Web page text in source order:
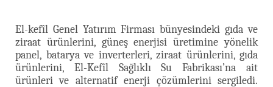
El-kefîl Genel Yatırım Firması bünyesindeki gıda ve
ziraat ürünlerini, güneş enerjisi üretimine yönelik
panel, batarya ve inverterleri, ziraat ürünlerini, gıda
ürünlerini, El-Kefîl Sağlıklı Su Fabrikası’na ait
ürünleri ve alternatif enerji çözümlerini sergiledi.